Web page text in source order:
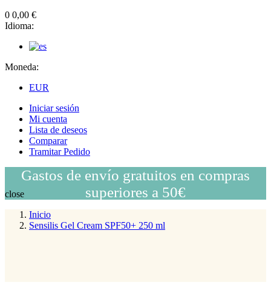
0 0,00 €
Idioma:
Moneda:
EUR
Iniciar sesión
Mi cuenta
Lista de deseos
Comparar
Tramitar Pedido
Gastos de envío gratuitos en compras
superiores a 50€
close
Inicio
Sensilis Gel Cream SPF50+ 250 ml